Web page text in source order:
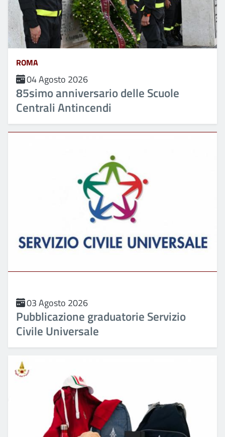
ROMA
04 Agosto 2026
85simo anniversario delle Scuole
Centrali Antincendi
03 Agosto 2026
Pubblicazione graduatorie Servizio
Civile Universale